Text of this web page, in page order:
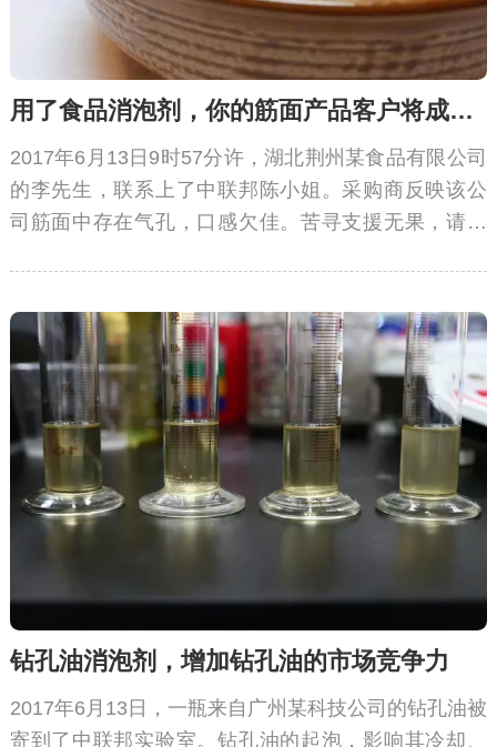
用了食品消泡剂，你的筋面产品客户将成倍增长
2017年6月13日9时57分许，湖北荆州某食品有限公司
的李先生，联系上了中联邦陈小姐。采购商反映该公
司筋面中存在气孔，口感欠佳。苦寻支援无果，请求
钻孔油消泡剂，增加钻孔油的市场竞争力
2017年6月13日，一瓶来自广州某科技公司的钻孔油被
寄到了中联邦实验室。钻孔油的起泡，影响其冷却、